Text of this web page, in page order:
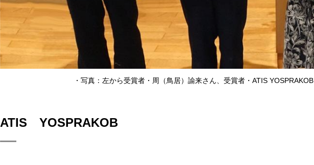
・写真：左から受賞者・周（鳥居）諭来さん、受賞者・ATIS
ATIS YOSPRAKOB